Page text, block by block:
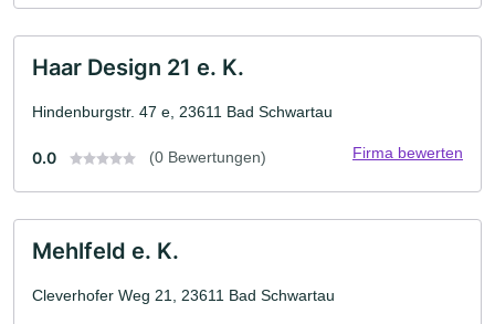
Haar Design 21 e. K.
Hindenburgstr. 47 e, 23611 Bad Schwartau
0.0 (0 Bewertungen) Firma bewerten
Mehlfeld e. K.
Cleverhofer Weg 21, 23611 Bad Schwartau